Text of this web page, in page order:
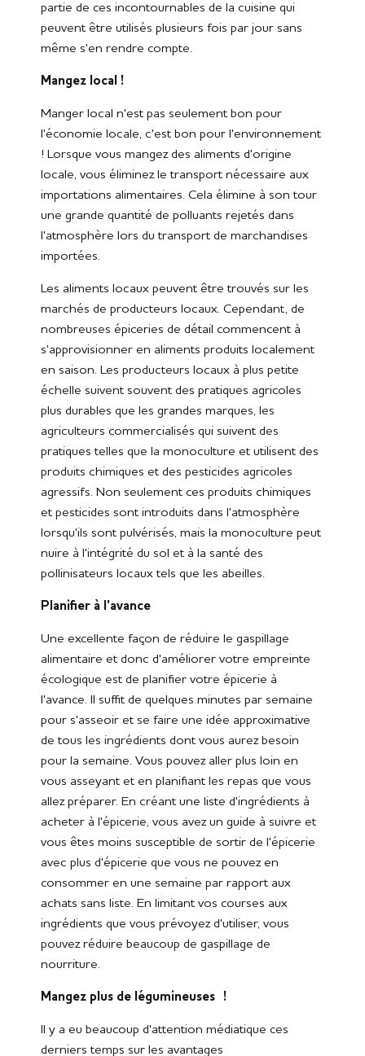
partie de ces incontournables de la cuisine qui
peuvent être utilisés plusieurs fois par jour sans
même s'en rendre compte.
Mangez local !
Manger local n'est pas seulement bon pour
l'économie locale, c'est bon pour l'environnement
! Lorsque vous mangez des aliments d'origine
locale, vous éliminez le transport nécessaire aux
importations alimentaires. Cela élimine à son tour
une grande quantité de polluants rejetés dans
l'atmosphère lors du transport de marchandises
importées.
Les aliments locaux peuvent être trouvés sur les
marchés de producteurs locaux. Cependant, de
nombreuses épiceries de détail commencent à
s'approvisionner en aliments produits localement
en saison. Les producteurs locaux à plus petite
échelle suivent souvent des pratiques agricoles
plus durables que les grandes marques, les
agriculteurs commercialisés qui suivent des
pratiques telles que la monoculture et utilisent des
produits chimiques et des pesticides agricoles
agressifs. Non seulement ces produits chimiques
et pesticides sont introduits dans l'atmosphère
lorsqu'ils sont pulvérisés, mais la monoculture peut
nuire à l'intégrité du sol et à la santé des
pollinisateurs locaux tels que les abeilles.
Planifier à l'avance
Une excellente façon de réduire le gaspillage
alimentaire et donc d'améliorer votre empreinte
écologique est de planifier votre épicerie à
l'avance. Il suffit de quelques minutes par semaine
pour s'asseoir et se faire une idée approximative
de tous les ingrédients dont vous aurez besoin
pour la semaine. Vous pouvez aller plus loin en
vous asseyant et en planifiant les repas que vous
allez préparer. En créant une liste d'ingrédients à
acheter à l'épicerie, vous avez un guide à suivre et
vous êtes moins susceptible de sortir de l'épicerie
avec plus d'épicerie que vous ne pouvez en
consommer en une semaine par rapport aux
achats sans liste. En limitant vos courses aux
ingrédients que vous prévoyez d'utiliser, vous
pouvez réduire beaucoup de gaspillage de
nourriture.
Mangez plus de légumineuses !
Il y a eu beaucoup d'attention médiatique ces
derniers temps sur les avantages